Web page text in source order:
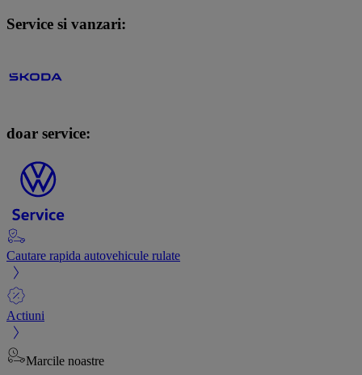
Service si vanzari:
doar service:
Cautare rapida autovehicule rulate
Actiuni
Marcile noastre